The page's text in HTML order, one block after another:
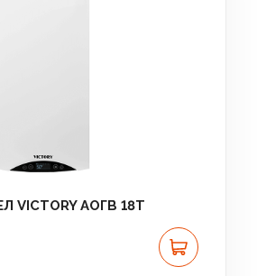
VICTORY АОГВ 18T